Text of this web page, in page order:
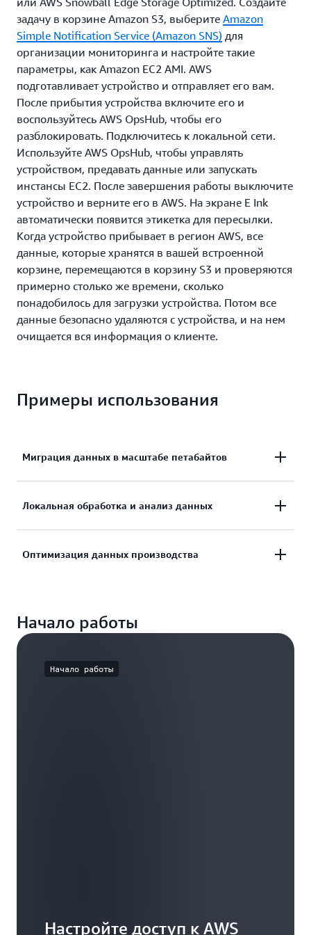
задачу в корзине Amazon S3, выберите Amazon
Simple Notification Service (Amazon SNS) для
организации мониторинга и настройте такие
параметры, как Amazon EC2 AMI. AWS
подготавливает устройство и отправляет его вам.
После прибытия устройства включите его и
воспользуйтесь AWS OpsHub, чтобы его
разблокировать. Подключитесь к локальной сети.
Используйте AWS OpsHub, чтобы управлять
устройством, предавать данные или запускать
инстансы EC2. После завершения работы выключите
устройство и верните его в AWS. На экране E Ink
автоматически появится этикетка для пересылки.
Когда устройство прибывает в регион AWS, все
данные, которые хранятся в вашей встроенной
корзине, перемещаются в корзину S3 и проверяются
примерно столько же времени, сколько
понадобилось для загрузки устройства. Потом все
данные безопасно удаляются с устройства, и на нем
очищается вся информация о клиенте.
Примеры использования
Миграция данных в масштабе петабайтов
Переносите базы данных, резервные копии,
вещей и медиаконтент в облако, особенно в
Локальная обработка и анализ данных
Запустите Amazon Machine Image (AMI) в Amazon
приложения.
Оптимизация данных производства
усовершенствования процессов и повышения
безопасности, эффективности и
Начало работы
Начало работы
Настройте доступ к AWS